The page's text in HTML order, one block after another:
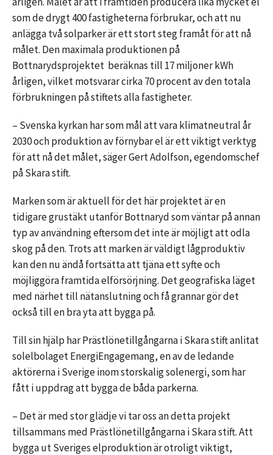
som de drygt 400 fastigheterna förbrukar, och att nu
anlägga två solparker är ett stort steg framåt för att nå
målet. Den maximala produktionen på
Bottnarydsprojektet beräknas till 17 miljoner kWh
årligen, vilket motsvarar cirka 70 procent av den totala
förbrukningen på stiftets alla fastigheter.
– Svenska kyrkan har som mål att vara klimatneutral år
2030 och produktion av förnybar el är ett viktigt verktyg
för att nå det målet, säger Gert Adolfson, egendomschef
på Skara stift.
Marken som är aktuell för det här projektet är en
tidigare grustäkt utanför Bottnaryd som väntar på annan
typ av användning eftersom det inte är möjligt att odla
skog på den. Trots att marken är väldigt lågproduktiv
kan den nu ändå fortsätta att tjäna ett syfte och
möjliggöra framtida elförsörjning. Det geografiska läget
med närhet till nätanslutning och få grannar gör det
också till en bra yta att bygga på.
Till sin hjälp har Prästlönetillgångarna i Skara stift anlitat
solelbolaget EnergiEngagemang, en av de ledande
aktörerna i Sverige inom storskalig solenergi, som har
fått i uppdrag att bygga de båda parkerna.
– Det är med stor glädje vi tar oss an detta projekt
tillsammans med Prästlönetillgångarna i Skara stift. Att
bygga ut Sveriges elproduktion är otroligt viktigt,